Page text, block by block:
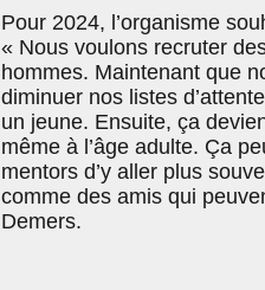
Pour 2024, l’organisme
« Nous voulons recruter
hommes. Maintenant que
diminuer nos listes
un jeune. Ensuite, ça
même à l’âge adulte. Ça
mentors d’y aller plus
comme des amis qui
Demers.